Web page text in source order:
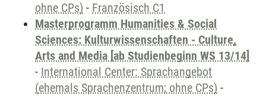
ohne CPs) - Französisch C1
Masterprogramm Humanities & Social
Sciences: Kulturwissenschaften - Culture,
Arts and Media [ab Studienbeginn WS 13/14]
- International Center: Sprachangebot
(ehemals Sprachenzentrum; ohne CPs) -